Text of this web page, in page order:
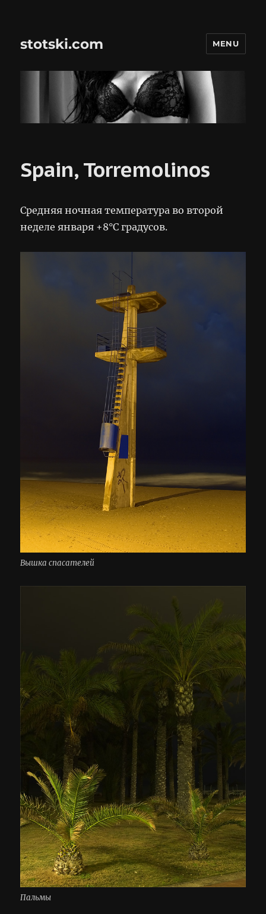
stotski.com MENU
Spain, Torremolinos
Средняя ночная температура во второй
неделе января +8°C градусов.
Вышка спасателей
Пальмы